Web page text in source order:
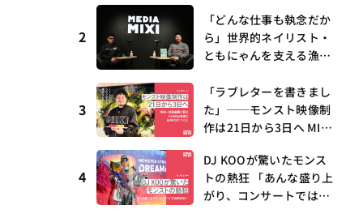
続けられるのか？コラボ
初の“真獣神化”やDJ KO
O、てつや、兎田ぺこ
も集結
2
「どんな仕事も執念だか
ら」世界的ネイリスト・
ともにゃんを支える漁師
I with interfm #5
3
「ラブレターを書きまし
た」──モンスト映像制
作は21日から3日へ MIX
ay提携とAI時代の“つく
る”
4
DJ KOOが驚いたモンス
トの熱狂 「あんな盛り上
がり、コンサートでは絶